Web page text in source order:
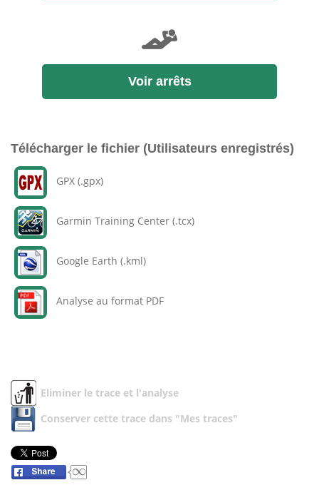
Voir arrêts
Télécharger le fichier (Utilisateurs enregistrés)
GPX (.gpx)
Garmin Training Center (.tcx)
Google Earth (.kml)
Analyse au format PDF
Eliminer le trace et l'analyse
Conserver cette trace dans "Mes traces"